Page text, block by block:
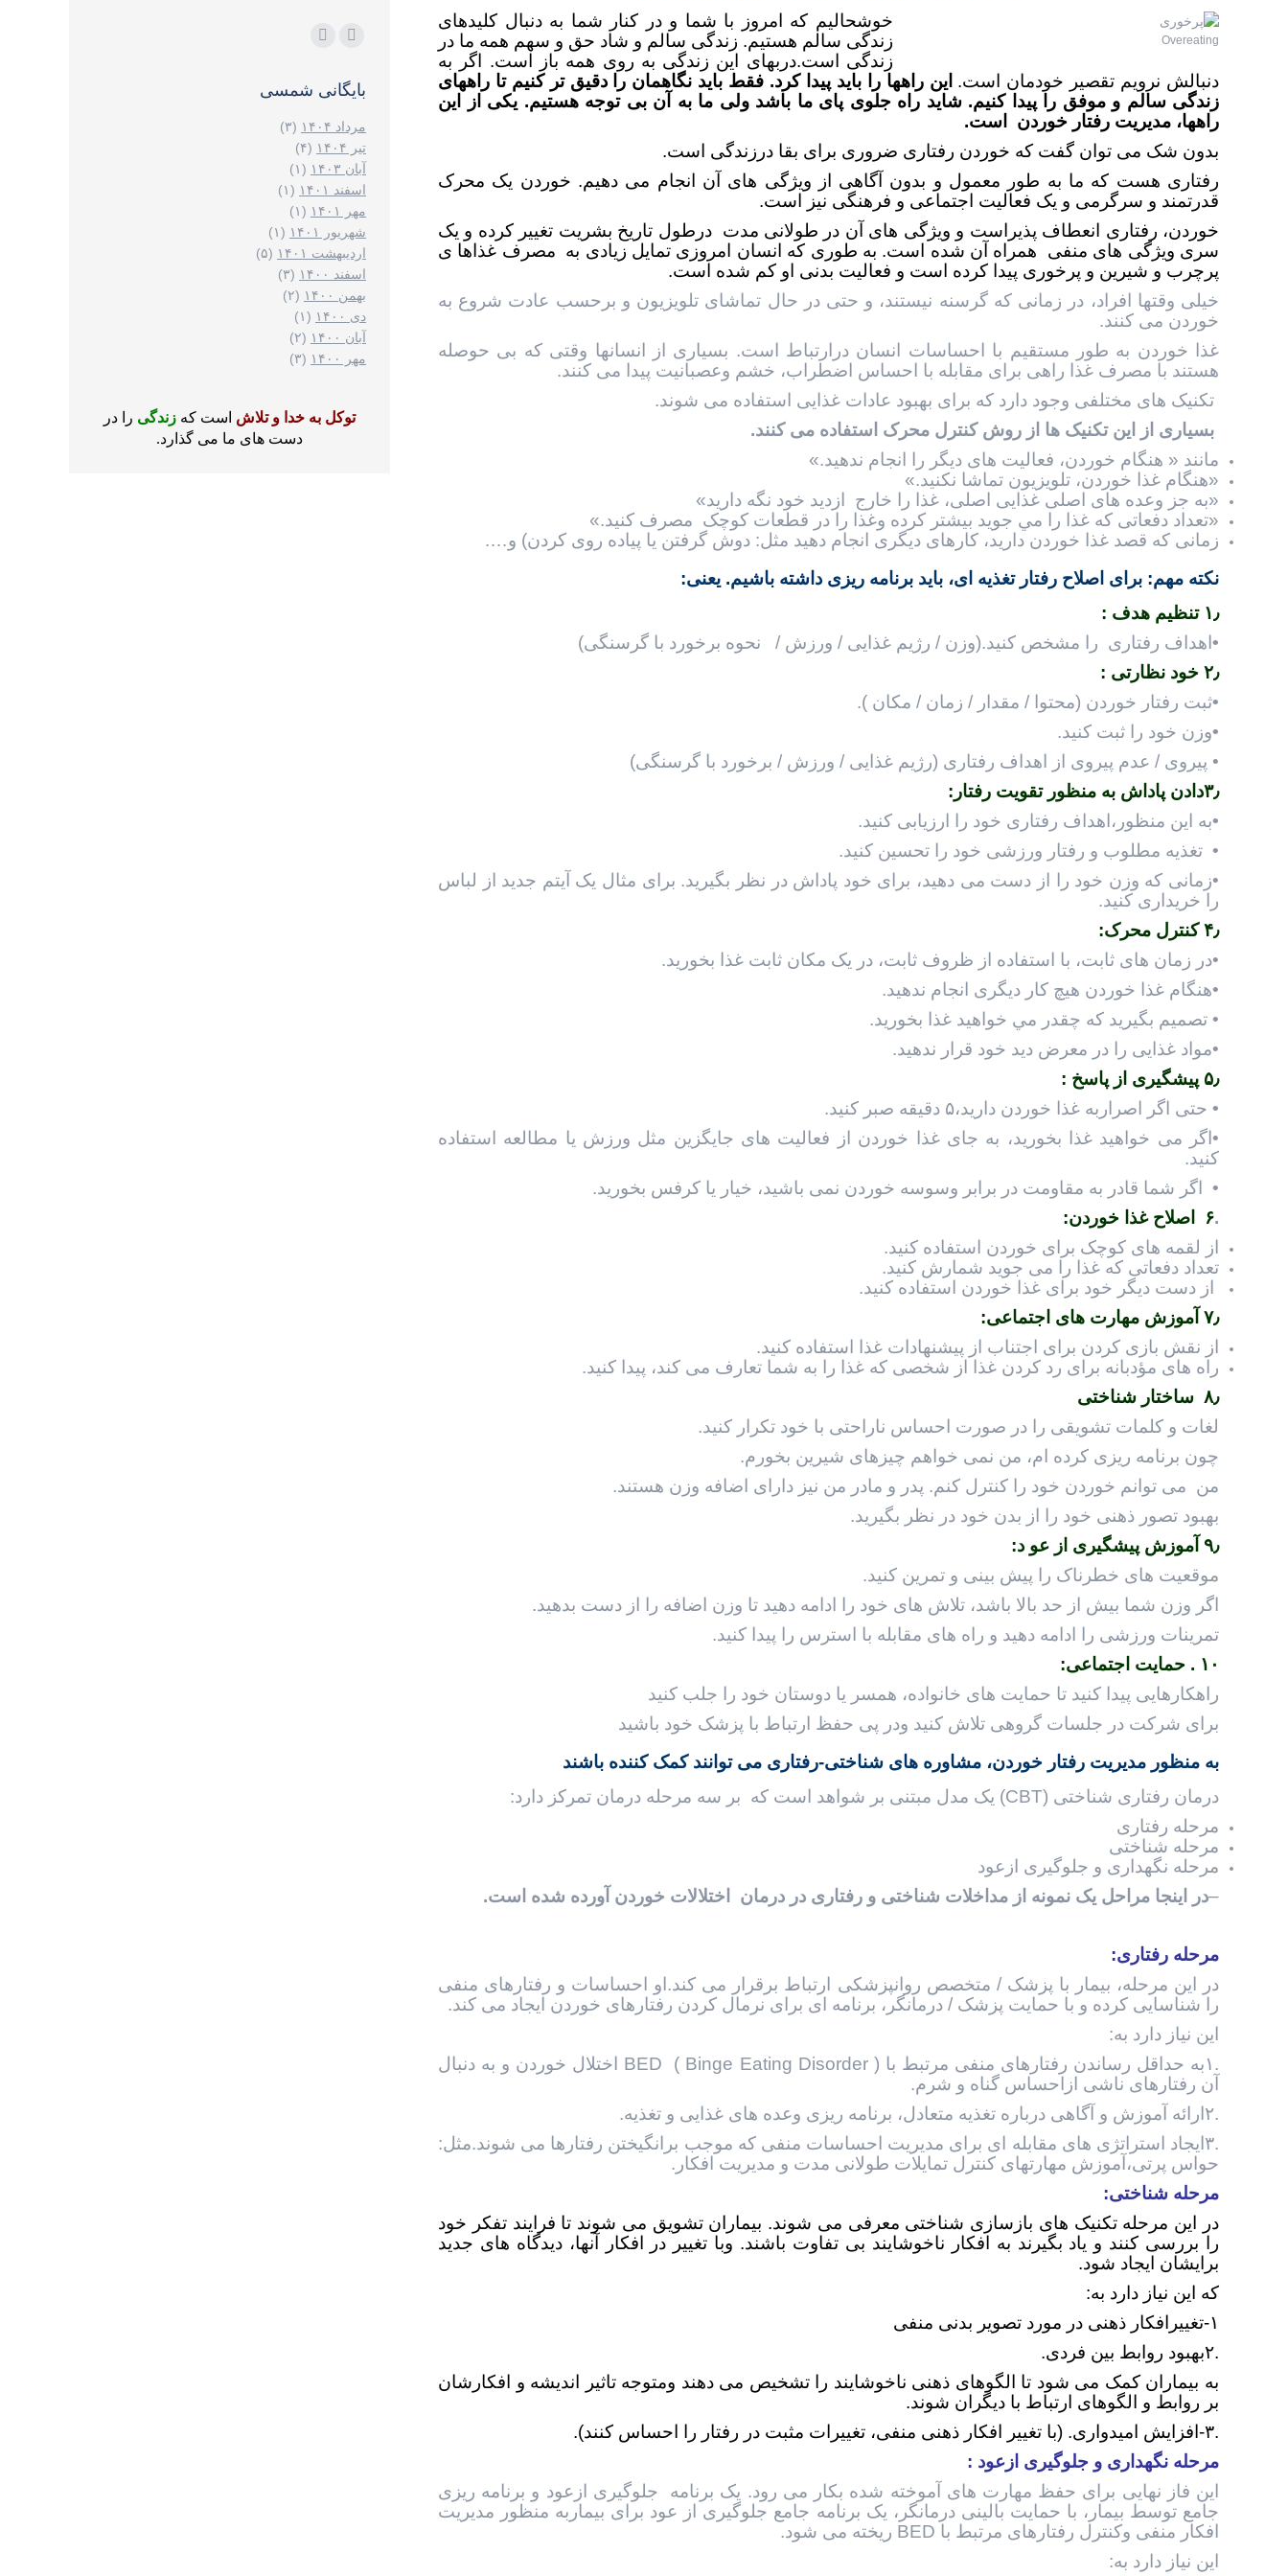
Overeating
خوشحالیم که امروز با شما و در کنار شما به دنبال کلیدهای
زندگی سالم هستیم. زندگی سالم و شاد حق و سهم همه ما در
زندگی است.دربهای این زندگی به روی همه باز است. اگر به
دنبالش نرویم تقصیر خودمان است. این راهها را باید پیدا کرد. فقط باید نگاهمان را دقیق تر کنیم تا راههای
زندگی سالم و موفق را پیدا کنیم. شاید راه جلوی پای ما باشد ولی ما به آن بی توجه هستیم. یکی از این
راهها، مدیریت رفتار خوردن است.
بدون شک می توان گفت که خوردن رفتاری ضروری برای بقا درزندگی است.
رفتاری هست که ما به طور معمول و بدون آگاهی از ویژگی های آن انجام می دهيم. خوردن یک محرک
قدرتمند و سرگرمی و یک فعالیت اجتماعی و فرهنگی نیز است.
خوردن، رفتاری انعطاف پذیراست و ویژگی های آن در طولانی مدت درطول تاريخ بشريت تغییر کرده و یک
سری ویژگی های منفی همراه آن شده است. به طوری که انسان امروزی تمایل زیادی به مصرف غذاها ی
پرچرب و شیرین و پرخوری پیدا کرده است و فعالیت بدنی او کم شده است.
خیلی وقتها افراد، در زمانی که گرسنه نيستند، و حتی در حال تماشای تلویزیون و برحسب عادت شروع به
خوردن می کنند.
غذا خوردن به طور مستقیم با احساسات انسان درارتباط است. بسیاری از انسانها وقتی که بی حوصله
هستند با مصرف غذا راهی برای مقابله با احساس اضطراب، خشم وعصبانيت پیدا می کنند.
تکنیک های مختلفی وجود دارد که برای بهبود عادات غذايی استفاده می شوند.
بسیاری از اين تکنیک ها از روش کنترل محرک استفاده می کنند.
مانند « هنگام خوردن، فعالیت های دیگر را انجام ندهید.»
«هنگام غذا خوردن، تلویزیون تماشا نکنید.»
«به جز وعده های اصلی غذايی اصلی، غذا را خارج ازديد خود نگه دارید»
«تعداد دفعاتی که غذا را مي جويد بيشتر کرده وغذا را در قطعات کوچک مصرف کنيد.»
زمانی که قصد غذا خوردن داريد، کارهای دیگری انجام دهید مثل: دوش گرفتن یا پیاده روی کردن) و….
نکته مهم: برای اصلاح رفتار تغذیه ای، باید برنامه ریزی داشته باشیم. یعنی:
۱٫ تنظیم هدف :
•اهداف رفتاری را مشخص کنيد.(وزن / رژیم غذایی / ورزش / نحوه برخورد با گرسنگی)
۲٫ خود نظارتی :
•ثبت رفتار خوردن (محتوا / مقدار / زمان / مکان ).
•وزن خود را ثبت کنید.
• پیروی / عدم پیروی از اهداف رفتاری (رژیم غذایی / ورزش / برخورد با گرسنگی)
۳٫دادن پاداش به منظور تقویت رفتار:
•به این منظور،اهداف رفتاری خود را ارزیابی کنید.
• تغذیه مطلوب و رفتار ورزشی خود را تحسين کنيد.
•زمانی که وزن خود را از دست می دهید، برای خود پاداش در نظر بگيريد. برای مثال یک آیتم جدید از لباس
را خریداری کنید.
۴٫ کنترل محرک:
•در زمان های ثابت، با استفاده از ظروف ثابت، در یک مکان ثابت غذا بخوريد.
•هنگام غذا خوردن هیچ کار دیگری انجام ندهید.
• تصميم بگيريد که چقدر مي خواهيد غذا بخوريد.
•مواد غذایی را در معرض ديد خود قرار ندهيد.
۵٫ پیشگیری از پاسخ :
• حتی اگر اصراربه غذا خوردن داريد،۵ دقیقه صبر کنید.
•اگر می خواهید غذا بخورید، به جای غذا خوردن از فعاليت های جايگزين مثل ورزش یا مطالعه استفاده
کنید.
• اگر شما قادر به مقاومت در برابر وسوسه خوردن نمی باشید، خیار یا کرفس بخورید.
.۶ اصلاح غذا خوردن:
از لقمه های کوچک برای خوردن استفاده کنيد.
تعداد دفعاتی که غذا را می جوید شمارش کنید.
 از دست دیگر خود برای غذا خوردن استفاده کنيد.
۷٫ آموزش مهارت های اجتماعی:
از نقش بازی کردن برای اجتناب از پیشنهادات غذا استفاده کنید.
راه های مؤدبانه برای رد کردن غذا از شخصی که غذا را به شما تعارف می کند، پيدا کنيد.
۸٫ ساختار شناختی
لغات و کلمات تشویقی را در صورت احساس ناراحتی با خود تکرار کنید.
چون برنامه ریزی کرده ام، من نمی خواهم چیزهای شیرین بخورم.
من می توانم خوردن خود را کنترل کنم. پدر و مادر من نیز دارای اضافه وزن هستند.
بهبود تصور ذهنی خود را از بدن خود در نظر بگیرید.
۹٫ آموزش پیشگیری از عو د:
موقعیت های خطرناک را پیش بینی و تمرین کنید.
اگر وزن شما بیش از حد بالا باشد، تلاش های خود را ادامه دهید تا وزن اضافه را از دست بدهید.
تمرينات ورزشی را ادامه دهيد و راه های مقابله با استرس را پیدا کنيد.
۱۰ . حمایت اجتماعی:
راهکارهایی پیدا کنید تا حمایت های خانواده، همسر یا دوستان خود را جلب کنید
برای شرکت در جلسات گروهی تلاش کنيد ودر پی حفظ ارتباط با پزشک خود باشید
به منظور مدیریت رفتار خوردن، مشاوره های شناختی-رفتاری می توانند کمک کننده باشند
درمان رفتاری شناختی (CBT) یک مدل مبتنی بر شواهد است که بر سه مرحله درمان تمرکز دارد:
مرحله رفتاری
مرحله شناختی
مرحله نگهداری و جلوگيری ازعود
–در اینجا مراحل یک نمونه از مداخلات شناختی و رفتاری در درمان اختلالات خوردن آورده شده است.
مرحله رفتاری:
در این مرحله، بیمار با پزشک / متخصص روانپزشکی ارتباط برقرار می کند.او احساسات و رفتارهای منفی
را شناسايی کرده و با حمایت پزشک / درمانگر، برنامه ای برای نرمال کردن رفتارهای خوردن ایجاد می کند.
این نیاز دارد به:
.۱به حداقل رساندن رفتارهای منفی مرتبط با BED ( Binge Eating Disorder ) اختلال خوردن و به دنبال
آن رفتارهای ناشی ازاحساس گناه و شرم.
.۲ارائه آموزش و آگاهی درباره تغذیه متعادل، برنامه ریزی وعده های غذايی و تغذیه.
.۳ایجاد استراتژی های مقابله ای برای مدیریت احساسات منفی که موجب برانگيختن رفتارها می شوند.مثل:
حواس پرتی،آموزش مهارتهای کنترل تمایلات طولانی مدت و مدیریت افکار.
مرحله شناختی:
در این مرحله تکنیک های بازسازی شناختی معرفی می شوند. بیماران تشویق می شوند تا فرایند تفکر خود
را بررسی کنند و یاد بگیرند به افکار ناخوشایند بی تفاوت باشند. وبا تغییر در افکار آنها، دیدگاه های جدید
برایشان ایجاد شود.
که این نیاز دارد به:
۱-تغییرافکار ذهنی در مورد تصویر بدنی منفی
.۲بهبود روابط بین فردی.
به بیماران کمک می شود تا الگوهای ذهنی ناخوشایند را تشخیص می دهند ومتوجه تاثیر اندیشه و افکارشان
بر روابط و الگوهای ارتباط با دیگران شوند.
.۳-افزایش امیدواری. (با تغییر افکار ذهنی منفی، تغییرات مثبت در رفتار را احساس کنند).
مرحله نگهداری و جلوگيری ازعود :
این فاز نهایی برای حفظ مهارت های آموخته شده بکار می رود. یک برنامه جلوگيری ازعود و برنامه ریزی
جامع توسط بیمار، با حمایت بالینی درمانگر، یک برنامه جامع جلوگیری از عود برای بیماربه منظور مدیریت
افکار منفی وکنترل رفتارهای مرتبط با BED ریخته می شود.
این نیاز دارد به:
مارا در اینجا پیدا کنید:
opens
in
new
window
opens
in
new
window
بایگانی شمسی
مرداد ۱۴۰۴
(۳)
تیر ۱۴۰۴
(۴)
آبان ۱۴۰۳
(۱)
اسفند ۱۴۰۱
(۱)
مهر ۱۴۰۱
(۱)
شهریور ۱۴۰۱
(۱)
اردیبهشت ۱۴۰۱
(۵)
اسفند ۱۴۰۰
(۳)
بهمن ۱۴۰۰
(۲)
دی ۱۴۰۰
(۱)
آبان ۱۴۰۰
(۲)
مهر ۱۴۰۰
(۳)
توکل به خدا و تلاش است که زندگی را در
دست های ما می گذارد.